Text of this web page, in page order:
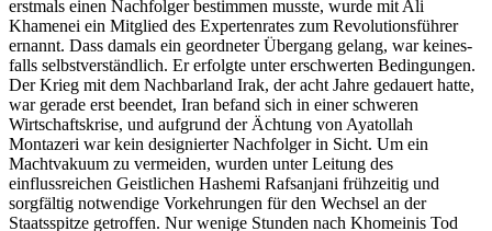
erstmals einen Nachfolger bestimmen musste, wurde mit Ali
Khamenei ein Mitglied des Expertenrates zum Revolutionsführer
ernannt. Dass damals ein geordneter Übergang gelang, war keines­
falls selbstverständlich. Er erfolgte unter erschwerten Bedingungen.
Der Krieg mit dem Nachbarland Irak, der acht Jahre gedauert hatte,
war gerade erst be­endet, Iran befand sich in einer schweren
Wirtschafts­krise, und aufgrund der Ächtung von Ayatollah
Montazeri war kein designierter Nachfolger in Sicht. Um ein
Machtvakuum zu vermeiden, wurden unter Leitung des
einflussreichen Geistlichen Hashemi Rafsanjani frühzeitig und
sorgfältig notwendige Vor­kehrungen für den Wechsel an der
Staatsspitze ge­troffen. Nur wenige Stunden nach Khomeinis Tod